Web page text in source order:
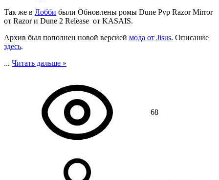
Так же в Лобби были Обновлены ромы Dune Pvp Razor Mirror
от Razor и Dune 2 Release от KASAIS.
Архив был пополнен новой версией мода от Jisus. Описание
здесь.
... Читать дальше »
68